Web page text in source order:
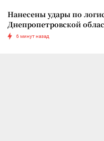
Нанесены удары по
Днепропетровской
6 минут назад